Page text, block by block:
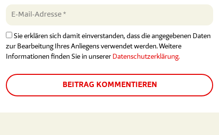
Sie erklären sich damit einverstanden, dass die angegebenen Daten
zur Bearbeitung Ihres Anliegens verwendet werden. Weitere
Informationen finden Sie in unserer Datenschutzerklärung.
BEITRAG KOMMENTIEREN